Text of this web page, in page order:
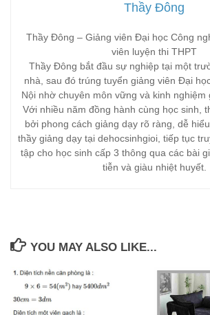
Thầy Đông
Thầy Đông – Giảng viên Đại học Công
viên luyện thi THPT
Thầy Đông bắt đầu sự nghiệp tại một
nhà, sau đó trúng tuyển giảng viên Đại
Nội nhờ chuyên môn vững và kinh nghiệm
Với nhiều năm đồng hành cùng học sinh,
bởi phong cách giảng dạy rõ ràng, dễ
thầy giảng dạy tại dehocsinhgioi, tiếp tục
tập cho học sinh cấp 3 thông qua các bài
tiễn và giàu nhiệt huyết.
YOU MAY ALSO LIKE...